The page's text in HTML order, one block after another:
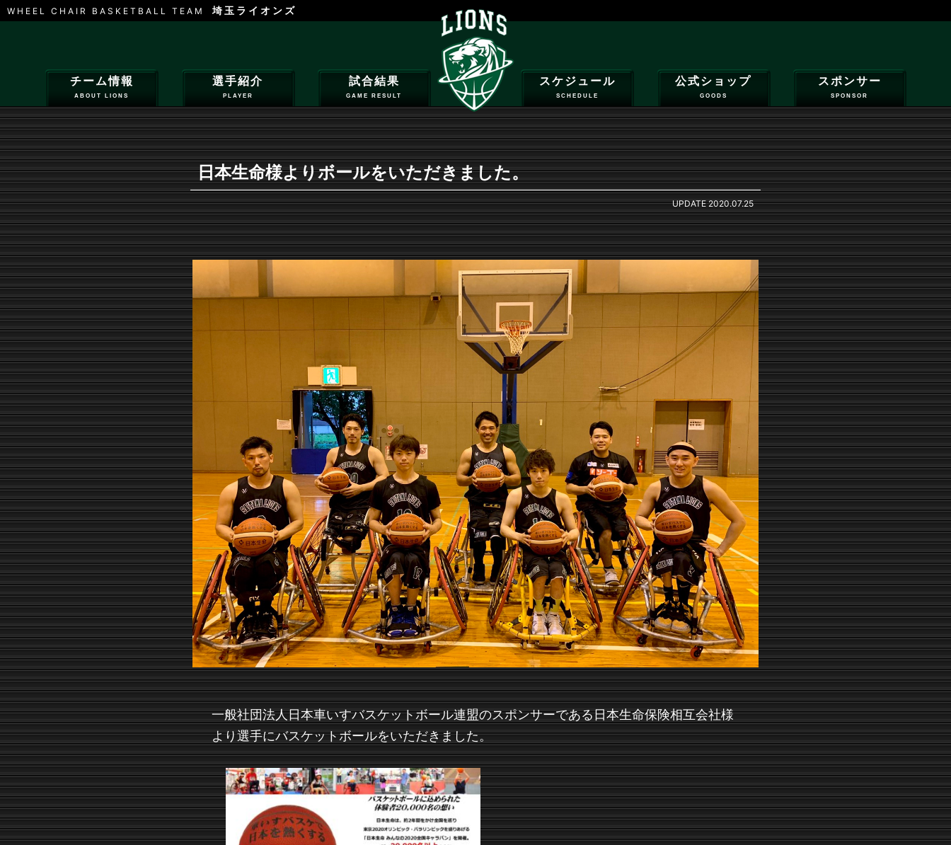
WHEEL CHAIR BASKETBALL TEAM 埼玉ライオンズ
チーム情報
ABOUT LIONS
選手紹介
PLAYER
試合結果
GAME RESULT
スケジュール
SCHEDULE
公式ショップ
GOODS
スポンサー
SPONSOR
日本生命様よりボールをいただきました。
UPDATE2020.07.25
一般社団法人日本車いすバスケットボール連盟のスポンサーである日本生命保険相互会社様
より選手にバスケットボールをいただきました。